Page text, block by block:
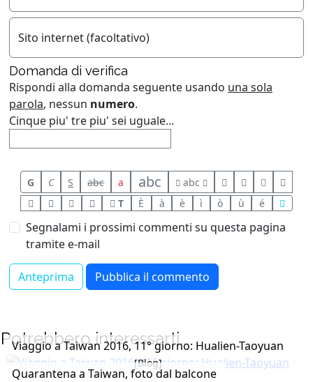
Sito internet (facoltativo)
Domanda di verifica
Rispondi alla domanda seguente usando una sola
parola, nessun numero.
Cinque piu' tre piu' sei uguale...
G C S abc a abc
abc
T
È à è ì ò ù é
Segnalami i prossimi commenti su questa pagina
tramite e-mail
Potrebbero interessarti...
Viaggio a Taiwan 2016, 11° giorno: Hualien-Taoyuan
[Blog]
Quarantena a Taiwan, foto dal balcone